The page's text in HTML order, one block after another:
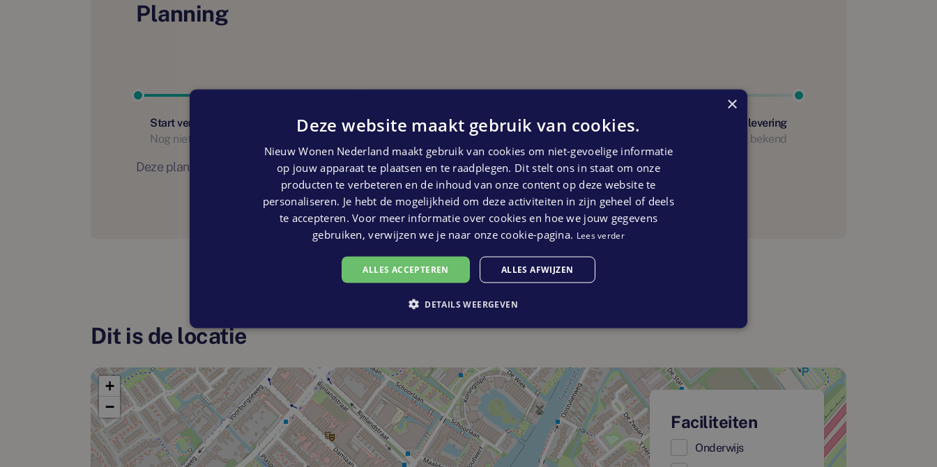
Planning
Start verkoop
Nog niet bekend
Start bouw
Vierde kwartaal 2024
Start oplevering
Nog niet bekend
Deze planning is indicatief. Er kunnen geen rechten ontleend worden aan bovenstaande planning
Dit is de locatie
+
−
Faciliteiten
Onderwijs
×
Deze website maakt gebruik van cookies.
Nieuw Wonen Nederland maakt gebruik van cookies om niet-gevoelige informatie
op jouw apparaat te plaatsen en te raadplegen. Dit stelt ons in staat om onze
producten te verbeteren en de inhoud van onze content op deze website te
personaliseren. Je hebt de mogelijkheid om deze activiteiten in zijn geheel of deels
te accepteren. Voor meer informatie over cookies en hoe we jouw gegevens
gebruiken, verwijzen we je naar onze cookie-pagina. Lees verder
ALLES ACCEPTEREN ALLES AFWIJZEN
DETAILS WEERGEVEN